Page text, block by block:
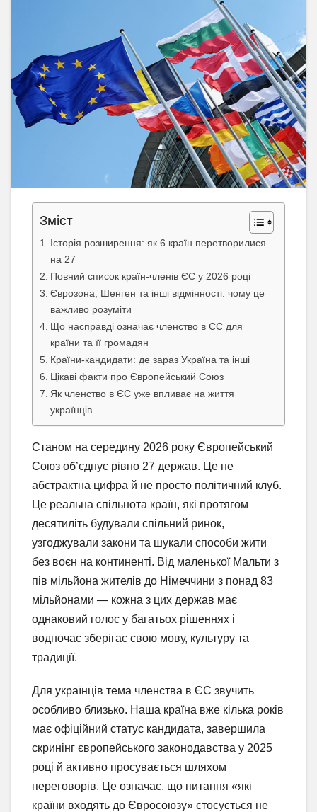
Зміст
Історія розширення: як 6 країн перетворилися
на 27
Повний список країн-членів ЄС у 2026 році
Єврозона, Шенген та інші відмінності: чому це
важливо розуміти
Що насправді означає членство в ЄС для
країни та її громадян
Країни-кандидати: де зараз Україна та інші
Цікаві факти про Європейський Союз
Як членство в ЄС уже впливає на життя
українців
Станом на середину 2026 року Європейський
Союз об’єднує рівно 27 держав. Це не
абстрактна цифра й не просто політичний клуб.
Це реальна спільнота країн, які протягом
десятиліть будували спільний ринок,
узгоджували закони та шукали способи жити
без воєн на континенті. Від маленької Мальти з
пів мільйона жителів до Німеччини з понад 83
мільйонами — кожна з цих держав має
однаковий голос у багатьох рішеннях і
водночас зберігає свою мову, культуру та
традиції.
Для українців тема членства в ЄС звучить
особливо близько. Наша країна вже кілька років
має офіційний статус кандидата, завершила
скринінг європейського законодавства у 2025
році й активно просувається шляхом
переговорів. Це означає, що питання «які
країни входять до Євросоюзу» стосується не